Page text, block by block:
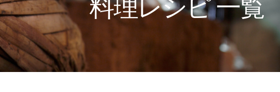
料理レシピ 一覧